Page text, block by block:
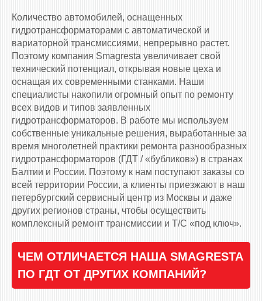
Количество автомобилей, оснащенных
гидротрансформаторами c автоматической и
вариаторной трансмиссиями, непрерывно растет.
Поэтому компания Smagresta увеличивает свой
технический потенциал, открывая новые цеха и
оснащая их современными станками. Наши
специалисты накопили огромный опыт по ремонту
всех видов и типов заявленных
гидротрансформаторов. В работе мы используем
собственные уникальные решения, выработанные за
время многолетней практики ремонта разнообразных
гидротрансформаторов (ГДТ / «бубликов») в странах
Балтии и России. Поэтому к нам поступают заказы со
всей территории России, а клиенты приезжают в наш
петербургский сервисный центр из Москвы и даже
других регионов страны, чтобы осуществить
комплексный ремонт трансмиссии и Т/С «под ключ».
ЧЕМ ОТЛИЧАЕТСЯ НАША SMAGRESTA
ПО ГДТ ОТ ДРУГИХ КОМПАНИЙ?